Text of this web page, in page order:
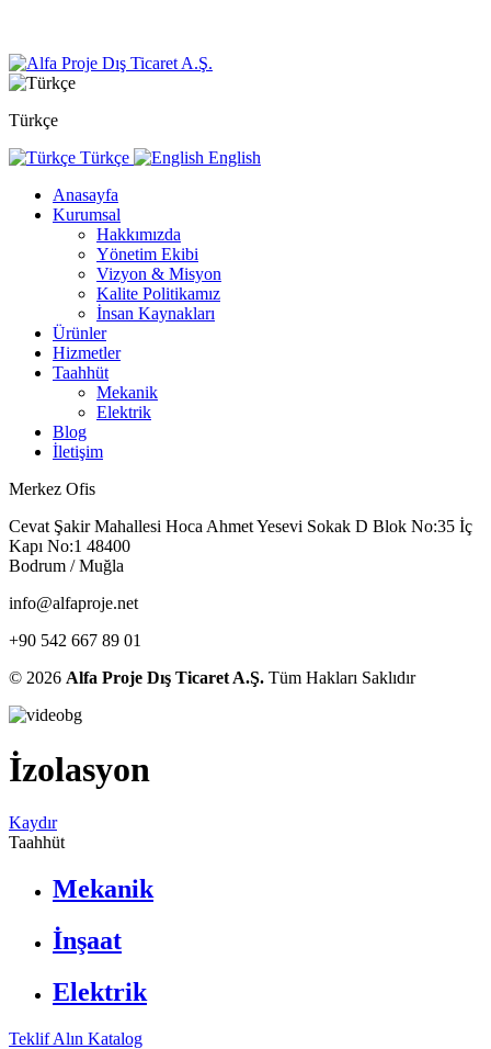
Türkçe
Türkçe
English
Anasayfa
Kurumsal
Hakkımızda
Yönetim Ekibi
Vizyon & Misyon
Kalite Politikamız
İnsan Kaynakları
Ürünler
Hizmetler
Taahhüt
Mekanik
Elektrik
Blog
İletişim
Merkez Ofis
Cevat Şakir Mahallesi Hoca Ahmet Yesevi Sokak D Blok No:35 İç
Kapı No:1 48400
Bodrum / Muğla
info@alfaproje.net
+90 542 667 89 01
© 2026 Alfa Proje Dış Ticaret A.Ş. Tüm Hakları Saklıdır
İzolasyon
Kaydır
Taahhüt
Mekanik
İnşaat
Elektrik
Teklif Alın Katalog